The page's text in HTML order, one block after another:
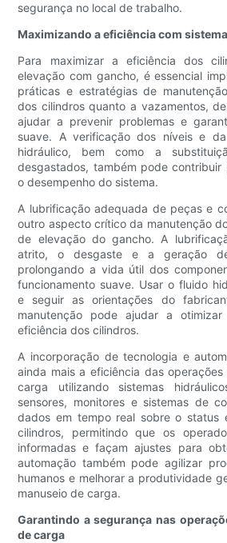
segurança no local de trabalho.
Maximizando a eficiência com
Para maximizar a eficiência dos
elevação com gancho, é essencial
práticas e estratégias de
dos cilindros quanto a vazamentos,
ajudar a prevenir problemas e
suave. A verificação dos níveis e
hidráulico, bem como a
desgastados, também pode
o desempenho do sistema.
A lubrificação adequada de peças e
outro aspecto crítico da manutenção
de elevação do gancho. A
atrito, o desgaste e a geração
prolongando a vida útil dos
funcionamento suave. Usar o fluido
e seguir as orientações do
manutenção pode ajudar a
eficiência dos cilindros.
A incorporação de tecnologia e
ainda mais a eficiência das
carga utilizando sistemas
sensores, monitores e sistemas de
dados em tempo real sobre o status
cilindros, permitindo que os
informadas e façam ajustes para
automação também pode agilizar
humanos e melhorar a produtividade
manuseio de carga.
Garantindo a segurança nas
de carga